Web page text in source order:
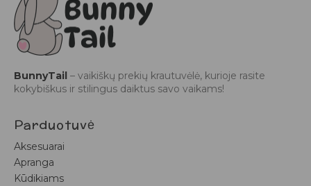
BunnyTail – vaikiškų prekių krautuvėlė, kurioje rasite
kokybiškus ir stilingus daiktus savo vaikams!
Parduotuvė
Aksesuarai
Apranga
Kūdikiams